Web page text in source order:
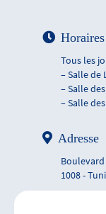
Tous les
– Salle de
– Salle
– Salle
Adresse
Boulevard
1008 -